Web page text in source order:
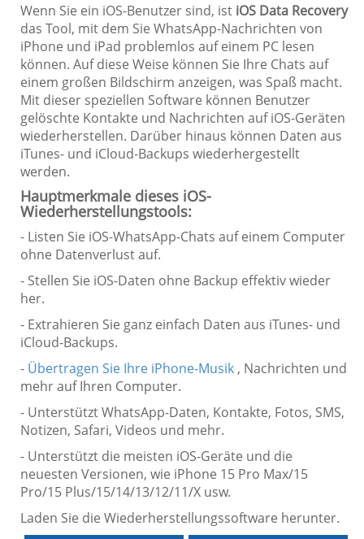
Wenn Sie ein iOS-Benutzer sind, ist iOS Data Recovery
das Tool, mit dem Sie WhatsApp-Nachrichten von
iPhone und iPad problemlos auf einem PC lesen
können. Auf diese Weise können Sie Ihre Chats auf
einem großen Bildschirm anzeigen, was Spaß macht.
Mit dieser speziellen Software können Benutzer
gelöschte Kontakte und Nachrichten auf iOS-Geräten
wiederherstellen. Darüber hinaus können Daten aus
iTunes- und iCloud-Backups wiederhergestellt
werden.
Hauptmerkmale dieses iOS-
Wiederherstellungstools:
- Listen Sie iOS-WhatsApp-Chats auf einem Computer
ohne Datenverlust auf.
- Stellen Sie iOS-Daten ohne Backup effektiv wieder
her.
- Extrahieren Sie ganz einfach Daten aus iTunes- und
iCloud-Backups.
- Übertragen Sie Ihre iPhone-Musik , Nachrichten und
mehr auf Ihren Computer.
- Unterstützt WhatsApp-Daten, Kontakte, Fotos, SMS,
Notizen, Safari, Videos und mehr.
- Unterstützt die meisten iOS-Geräte und die
neuesten Versionen, wie iPhone 15 Pro Max/15
Pro/15 Plus/15/14/13/12/11/X usw.
Laden Sie die Wiederherstellungssoftware herunter.